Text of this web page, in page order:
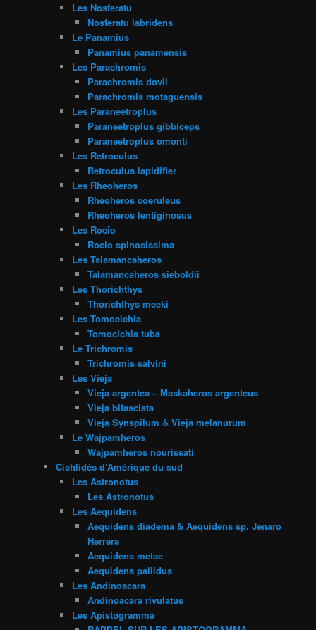
Les Nosferatu
Nosferatu labridens
Le Panamius
Panamius panamensis
Les Parachromis
Parachromis dovii
Parachromis motaguensis
Les Paraneetroplus
Paraneetroplus gibbiceps
Paraneetroplus omonti
Les Retroculus
Retroculus lapidifier
Les Rheoheros
Rheoheros coeruleus
Rheoheros lentiginosus
Les Rocio
Rocio spinosissima
Les Talamancaheros
Talamancaheros sieboldii
Les Thorichthys
Thorichthys meeki
Les Tomocichla
Tomocichla tuba
Le Trichromis
Trichromis salvini
Les Vieja
Vieja argentea – Maskaheros argenteus
Vieja bifasciata
Vieja Synspilum & Vieja melanurum
Le Wajpamheros
Wajpamheros nourissati
Cichlidés d’Amérique du sud
Les Astronotus
Les Astronotus
Les Aequidens
Aequidens diadema & Aequidens sp. Jenaro
Herrera
Aequidens metae
Aequidens pallidus
Les Andinoacara
Andinoacara rivulatus
Les Apistogramma